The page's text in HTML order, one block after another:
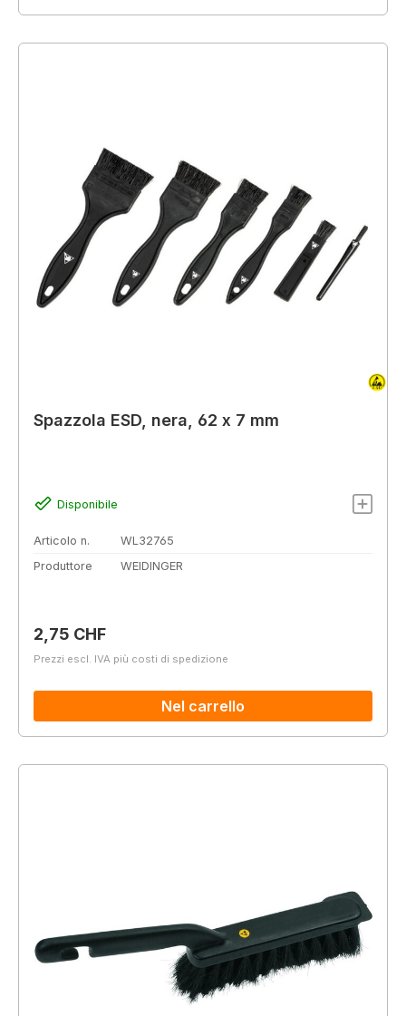
Spazzola ESD, nera, 62 x 7 mm
Disponibile
Articolo n.
WL32765
Produttore
WEIDINGER
Prezzo normale:
2,75 CHF
Prezzi escl. IVA più costi di spedizione
Nel carrello